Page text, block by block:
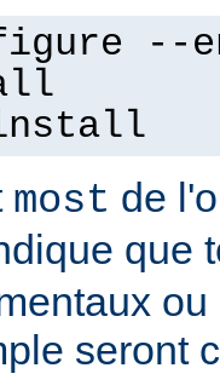
--
install
most de
que
seront